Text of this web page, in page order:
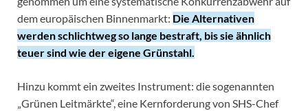
dem europäischen Binnenmarkt: Die Alternativen
werden schlichtweg so lange bestraft, bis sie ähnlich
teuer sind wie der eigene Grünstahl.
Hinzu kommt ein zweites Instrument: die sogenannten
„Grünen Leitmärkte“, eine Kernforderung von SHS-Chef